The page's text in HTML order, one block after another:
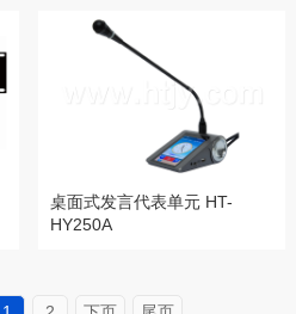
桌面式发言代表单元 HT-
HY250A